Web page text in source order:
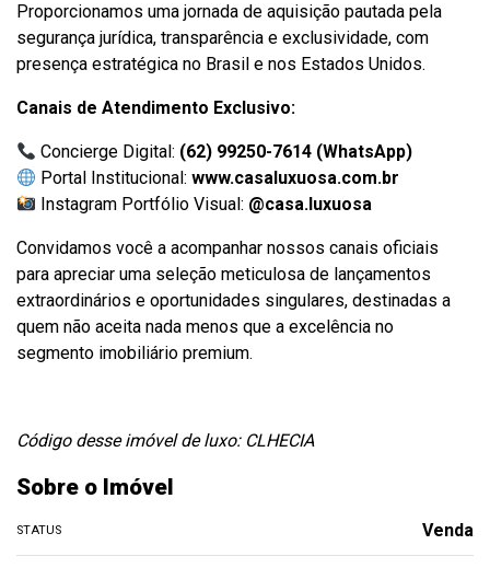
Proporcionamos uma jornada de aquisição pautada pela
segurança jurídica, transparência e exclusividade, com
presença estratégica no Brasil e nos Estados Unidos.
Canais de Atendimento Exclusivo:
Concierge Digital: (62) 99250-7614 (WhatsApp)
Portal Institucional:www.casaluxuosa.com.br
Instagram Portfólio Visual: @casa.luxuosa
Convidamos você a acompanhar nossos canais oficiais
para apreciar uma seleção meticulosa de lançamentos
extraordinários e oportunidades singulares, destinadas a
quem não aceita nada menos que a excelência no
segmento imobiliário premium.
Código desse imóvel de luxo: CLHECIA
Sobre o Imóvel
STATUS Venda